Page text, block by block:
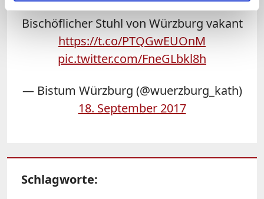
Bischöflicher Stuhl von Würzburg vakant
https://t.co/PTQGwEUOnM
pic.twitter.com/FneGLbkl8h
— Bistum Würzburg (@wuerzburg_kath)
18. September 2017
Schlagworte: